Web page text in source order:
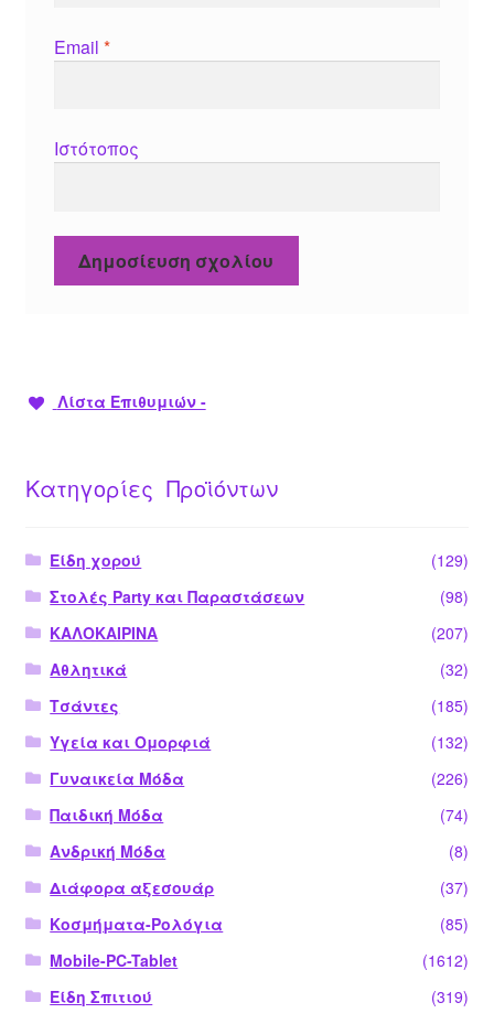
Email *
Ιστότοπος
Λίστα Επιθυμιών -
Κατηγορίες Προϊόντων
Είδη χορού
(129)
Στολές Party και Παραστάσεων
(98)
ΚΑΛΟΚΑΙΡΙΝΑ
(207)
Αθλητικά
(32)
Τσάντες
(185)
Υγεία και Ομορφιά
(132)
Γυναικεία Μόδα
(226)
Παιδική Μόδα
(74)
Ανδρική Μόδα
(8)
Διάφορα αξεσουάρ
(37)
Κοσμήματα-Ρολόγια
(85)
Mobile-PC-Tablet
(1612)
Είδη Σπιτιού
(319)